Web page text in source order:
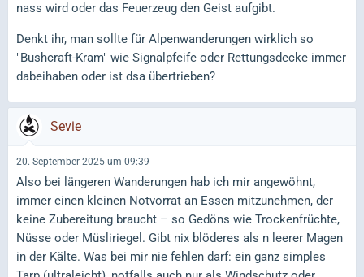
nass wird oder das Feuerzeug den Geist aufgibt.
Denkt ihr, man sollte für Alpenwanderungen wirklich so
"Bushcraft-Kram" wie Signalpfeife oder Rettungsdecke immer
dabeihaben oder ist dsa übertrieben?
Sevie
20. September 2025 um 09:39
Also bei längeren Wanderungen hab ich mir angewöhnt,
immer einen kleinen Notvorrat an Essen mitzunehmen, der
keine Zubereitung braucht – so Gedöns wie Trockenfrüchte,
Nüsse oder Müsliriegel. Gibt nix blöderes als n leerer Magen
in der Kälte. Was bei mir nie fehlen darf: ein ganz simples